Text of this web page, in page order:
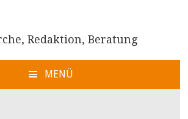
Redaktion, Beratung
MENÜ